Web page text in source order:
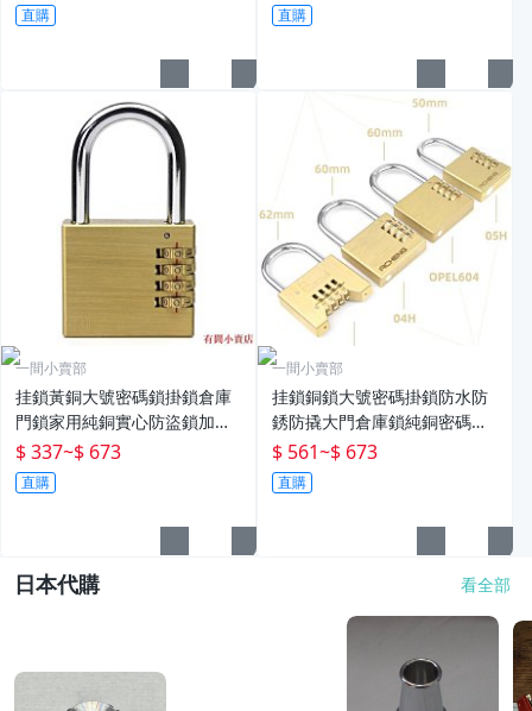
直購 直購
一間小賣部
挂鎖黃銅大號密碼鎖掛鎖倉庫
門鎖家用純銅實心防盜鎖加粗
宿舍防水鎖子 現貨
$ 337~$ 673
直購
一間小賣部
挂鎖銅鎖大號密碼掛鎖防水防
銹防撬大門倉庫鎖純銅密碼鎖
頭宿舍柜子鎖 現貨
$ 561~$ 673
直購
日本代購 看全部